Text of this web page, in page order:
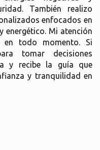
También realizo
enfocados en
energético. Mi atención
en todo momento. Si
tomar decisiones
y recibe la guía que
y tranquilidad en